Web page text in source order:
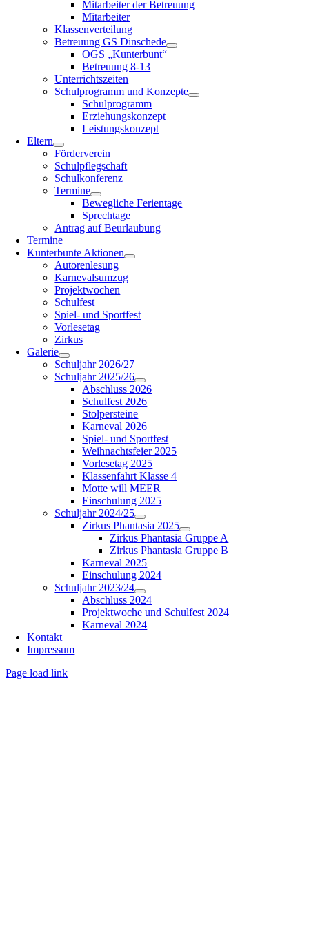
Mitarbeiter der Betreuung
Mitarbeiter
Klassenverteilung
Betreuung GS Dinschede
OGS „Kunterbunt“
Betreuung 8-13
Unterrichtszeiten
Schulprogramm und Konzepte
Schulprogramm
Erziehungskonzept
Leistungskonzept
Eltern
Förderverein
Schulpflegschaft
Schulkonferenz
Termine
Bewegliche Ferientage
Sprechtage
Antrag auf Beurlaubung
Termine
Kunterbunte Aktionen
Autorenlesung
Karnevalsumzug
Projektwochen
Schulfest
Spiel- und Sportfest
Vorlesetag
Zirkus
Galerie
Schuljahr 2026/27
Schuljahr 2025/26
Abschluss 2026
Schulfest 2026
Stolpersteine
Karneval 2026
Spiel- und Sportfest
Weihnachtsfeier 2025
Vorlesetag 2025
Klassenfahrt Klasse 4
Motte will MEER
Einschulung 2025
Schuljahr 2024/25
Zirkus Phantasia 2025
Zirkus Phantasia Gruppe A
Zirkus Phantasia Gruppe B
Karneval 2025
Einschulung 2024
Schuljahr 2023/24
Abschluss 2024
Projektwoche und Schulfest 2024
Karneval 2024
Kontakt
Impressum
Page load link